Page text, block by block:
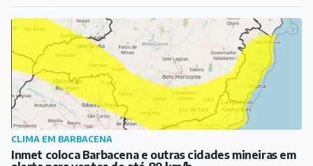
Há 11 horas
PUBLICIDADE